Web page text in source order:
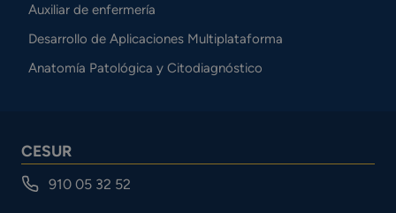
Auxiliar de enfermería
Desarrollo de Aplicaciones Multiplataforma
Anatomía Patológica y Citodiagnóstico
CESUR
910 05 32 52